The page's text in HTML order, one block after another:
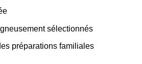
sélectionnés
préparations familiales